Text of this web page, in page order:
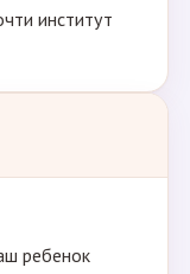
институт
ребенок